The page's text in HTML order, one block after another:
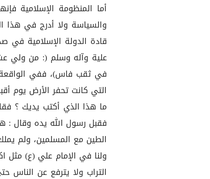
أما المنظومة الإسلامية
والسياسة ولا أدرج في هذا
قادة الدولة الإسلامية في
علية وآله وسلم (: من ولي
في ثقب فاس)، ففي الواقعة
التي كانت تحفر الأرض يوم
ما هذا الذي أكتب يديك ؟
فقبل رسول الله يده وقال :
الطين مع المسلمين، ولم
ولنا في الإمام علي (ع) مثل
التراب ولا يترفع عن